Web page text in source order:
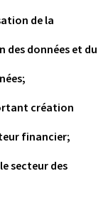
de la
données et du
création
financier;
secteur des